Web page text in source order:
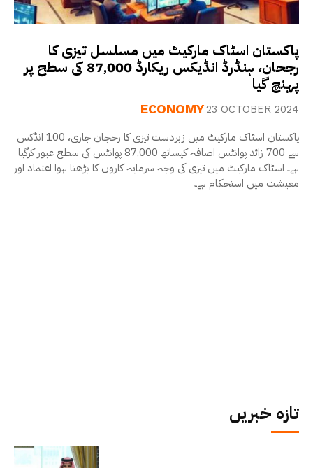
پاکستان اسٹاک مارکیٹ میں مسلسل تیزی کا
رجحان، ہنڈرڈ انڈیکس ریکارڈ 87,000 کی سطح پر
پہنچ گیا
ECONOMY23 OCTOBER 2024
پاکستان اسٹاک مارکیٹ میں زبردست تیزی کا رحجان جاری، 100 انڈکس
سے 700 زائد پوانٹس اضافہ کیساتھ 87,000 پوانٹس کی سطح عبور کرگیا
ہے۔ اسٹاک مارکیٹ میں تیزی کی وجہ سرمایہ کاروں کا بڑھتا ہوا اعتماد اور
معیشت میں استحکام ہے۔
تازہ خبریں